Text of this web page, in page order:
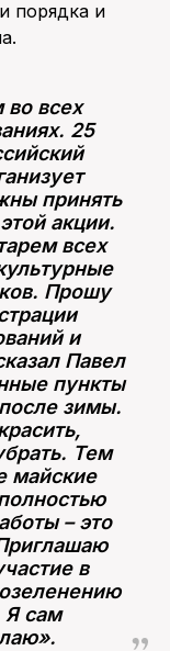
порядка и
всех
25
принять
акции.
всех
Прошу
и
Павел
пункты
зимы.
Тем
майские
– это
в
Я сам